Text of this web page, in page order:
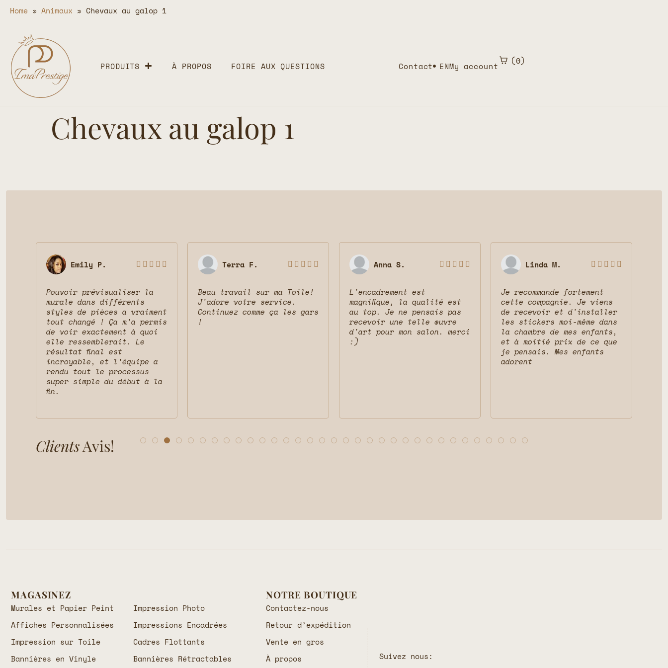
Home » Animaux » Chevaux au galop 1
PRODUITS À PROPOS FOIRE AUX QUESTIONS Contact ENMy account 0
Chevaux au galop 1
Emily P.     
Pouvoir prévisualiser la
murale dans différents
styles de pièces a vraiment
tout changé ! Ça m’a permis
de voir exactement à quoi
elle ressemblerait. Le
résultat final est
incroyable, et l’équipe a
rendu tout le processus
super simple du début à la
fin.
Terra F.     
Beau travail sur ma Toile!
J'adore votre service.
Continuez comme ça les gars
!
Anna S.     
L'encadrement est
magnifique, la qualité est
au top. Je ne pensais pas
recevoir une telle œuvre
d'art pour mon salon. merci
:)
Linda M.     
Je recommande fortement
cette compagnie. Je viens
de recevoir et d'installer
les stickers moi-même dans
la chambre de mes enfants,
et à moitié prix de ce que
je pensais. Mes enfants
adorent
ClientsAvis!
MAGASINEZ
Murales et Papier Peint
Impression Photo
Affiches Personnalisées
Impressions Encadrées
Impression sur Toile
Cadres Flottants
Bannières en Vinyle
Bannières Rétractables
NOTRE BOUTIQUE
Contactez-nous
Retour d’expédition
Vente en gros
À propos
Suivez nous: